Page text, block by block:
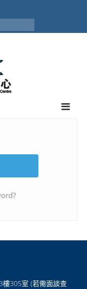
樓305室 (若需面談查